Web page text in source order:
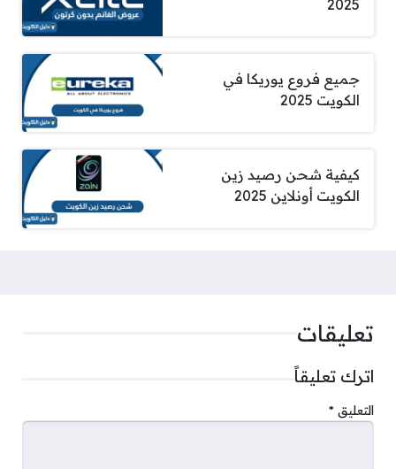
2025
جميع فروع يوريكا في
الكويت 2025
كيفية شحن رصيد زين
الكويت أونلاين 2025
تعليقات
اترك تعليقاً
التعليق *